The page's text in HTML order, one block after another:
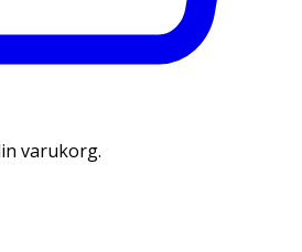
varukorg.